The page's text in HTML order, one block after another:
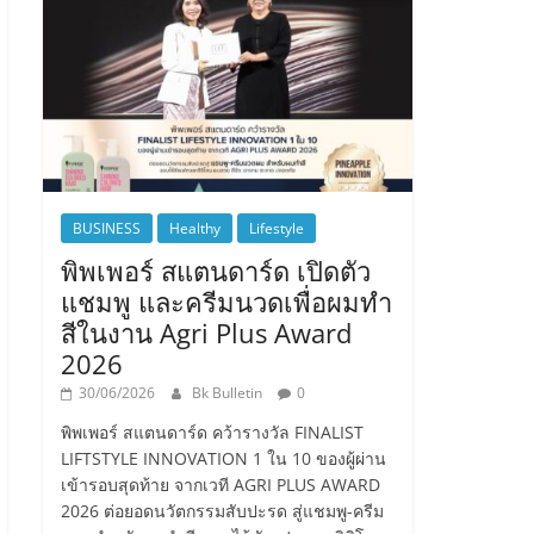
BUSINESS Healthy Lifestyle
พิพเพอร์ สแตนดาร์ด เปิดตัว
แชมพู และครีมนวดเพื่อผมทำ
สีในงาน Agri Plus Award
2026
30/06/2026 Bk Bulletin 0
พิพเพอร์ สแตนดาร์ด คว้ารางวัล FINALIST
LIFTSTYLE INNOVATION 1 ใน 10 ของผู้ผ่าน
เข้ารอบสุดท้าย จากเวที AGRI PLUS AWARD
2026 ต่อยอดนวัตกรรมสับปะรด สู่แชมพู-ครีม